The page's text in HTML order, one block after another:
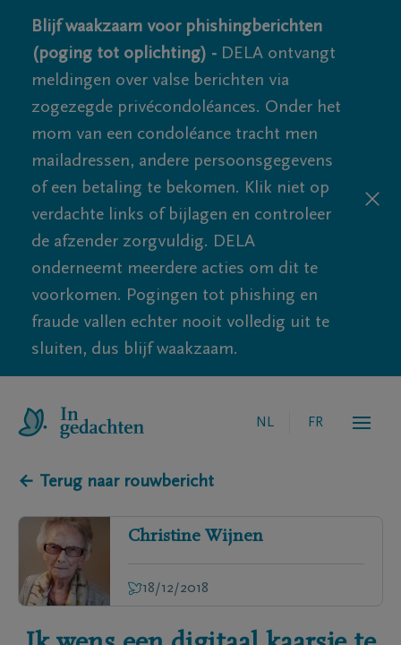
Blijf waakzaam voor phishingberichten
(poging tot oplichting) - DELA ontvangt
meldingen over valse berichten via
zogezegde privécondoléances. Onder het
mom van een condoléance tracht men
mailadressen, andere persoonsgegevens
of een betaling te bekomen. Klik niet op
verdachte links of bijlagen en controleer
de afzender zorgvuldig. DELA
onderneemt meerdere acties om dit te
voorkomen. Pogingen tot phishing en
fraude vallen echter nooit volledig uit te
sluiten, dus blijf waakzaam.
NL FR
← Terug naar rouwbericht
Christine Wijnen
18/12/2018